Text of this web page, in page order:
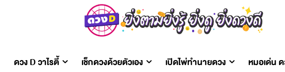
ดวง D วาไรตี้ เช็กดวงด้วยตัวเอง เปิดไพ่ทำนายดวง หมอเด่น